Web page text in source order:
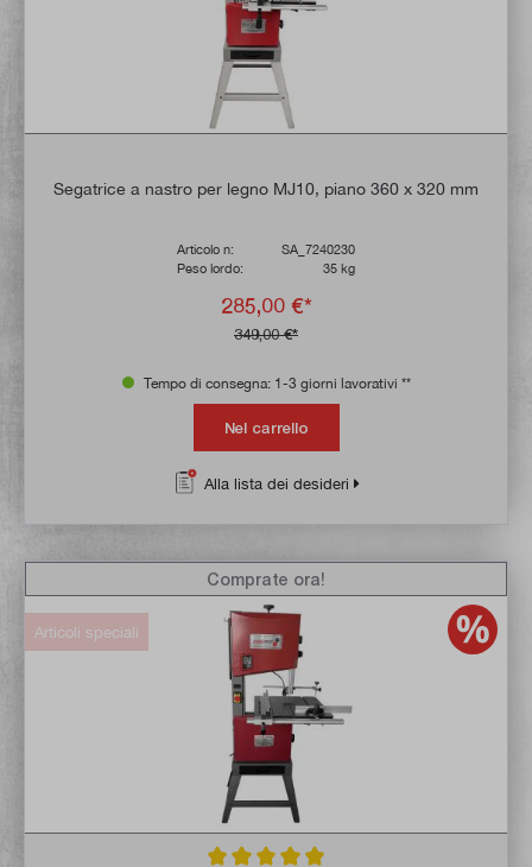
Segatrice a nastro per legno MJ10, piano 360 x 320 mm
Articolo n:
SA_7240230
Peso lordo:
35 kg
285,00 €*
349,00 €*
Tempo di consegna: 1-3 giorni lavorativi **
Nel carrello
Alla lista dei desideri
Articoli speciali
Comprate ora!